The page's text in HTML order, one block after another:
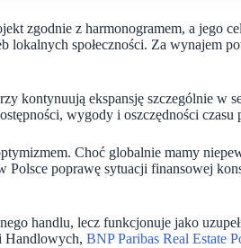
zgodnie z harmonogramem, a jego
społeczności. Za wynajem
kontynuują ekspansję szczególnie w
wygody i oszczędności czasu
Choć globalnie mamy
poprawę sytuacji finansowej
handlu, lecz funkcjonuje jako
Handlowych, BNP Paribas Real Estate